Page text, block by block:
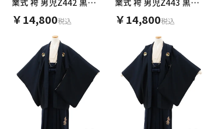
付×紺
￥14,800税込
付×紺
￥14,800税込
小学生男児袴ﾚﾝﾀﾙZ367 紺紋付×アイボ
リー
小学生卒業式袴(女の子) Z548 九重 紺丸
乱菊に牡丹×グレー
かんたん着付 小学校 卒業式 男児袴 Z323
白紺ぼかし紋付×黒縞袴
2024年3月25日 きなこさん（40代・女性）
小学生 卒業式 袴 男児Z359 グレージュ紋
付×ブラウンチェック
卒業袴ﾚﾝﾀﾙ Z107 はいばら 黒地 矢羽根
梅xｸﾞﾘｰﾝ袴
小学校 卒業式 男の子 袴 9460 黒地菱柄紋
付×白黒縞袴
小学生 卒業式 袴 男児 0981ﾌﾞﾙｰ×ﾌﾞﾙｰ縞
小学校 卒業式 男の子 袴 9712 花わらべ
白ｽﾄﾗｲﾌﾟ紋付×黒金波袴
小学校卒業式袴レンタル（女の子）9809
ﾌﾞﾙｰ地菊梅×ﾊﾟｰﾌﾟﾙ袴